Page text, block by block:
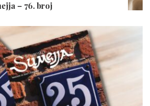
– 76. broj